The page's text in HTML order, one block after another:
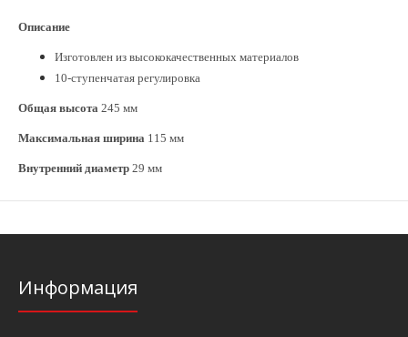
Описание
Изготовлен из высококачественных материалов
10-ступенчатая регулировка
Общая высота 245 мм
Максимальная ширина 115 мм
Внутренний диаметр 29 мм
Информация